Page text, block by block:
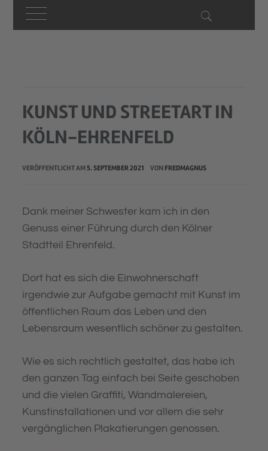
KUNST UND STREETART IN
KÖLN-EHRENFELD
VERÖFFENTLICHT AM5. SEPTEMBER 2021 VON FREDMAGNUS
Dank meiner Schwester kam ich in den
Genuss einer Führung durch den Kölner
Stadtteil Ehrenfeld.
Dort hat es sich die Einwohnerschaft
irgendwie zur Aufgabe gemacht mit Kunst im
öffentlichen Raum das Leben und den
Lebensraum wesentlich schöner zu gestalten.
Wie es sich rechtlich gestaltet, das habe ich
den ganzen Tag einfach bei Seite geschoben
und die vielen Graffiti, Wandmalereien,
Kunstinstallationen und vor allem die sehr
vergänglichen Plakatierungen genossen.